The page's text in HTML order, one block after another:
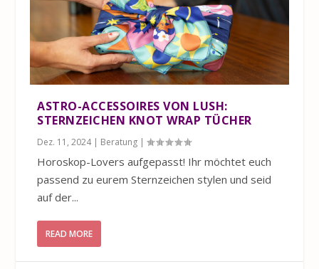
ASTRO-ACCESSOIRES VON LUSH:
STERNZEICHEN KNOT WRAP TÜCHER
Dez. 11, 2024| Beratung |
Horoskop-Lovers aufgepasst! Ihr möchtet euch
passend zu eurem Sternzeichen stylen und seid
auf der...
READ MORE